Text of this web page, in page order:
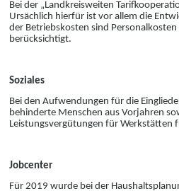
Bei der „Landkreisweiten
Ursächlich hierfür ist vor allem die
der Betriebskosten sind
berücksichtigt.
Soziales
Bei den Aufwendungen für die
behinderte Menschen aus Vorjahren
Leistungsvergütungen für Werkstätten
Jobcenter
Für 2019 wurde bei der